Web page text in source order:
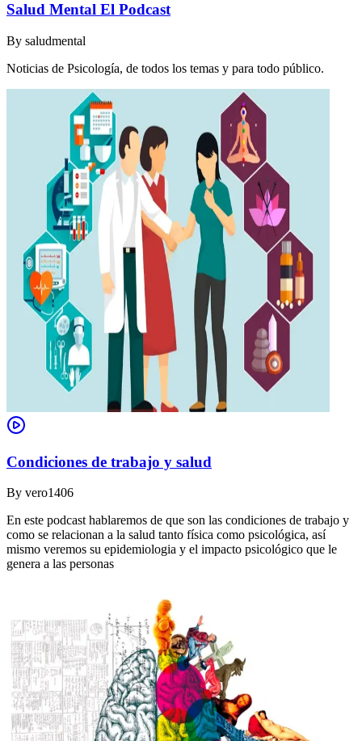
Salud Mental El Podcast
By saludmental
Noticias de Psicología, de todos los temas y para todo público.
Condiciones de trabajo y salud
By vero1406
En este podcast hablaremos de que son las condiciones de trabajo y
como se relacionan a la salud tanto física como psicológica, así
mismo veremos su epidemiologia y el impacto psicológico que le
genera a las personas